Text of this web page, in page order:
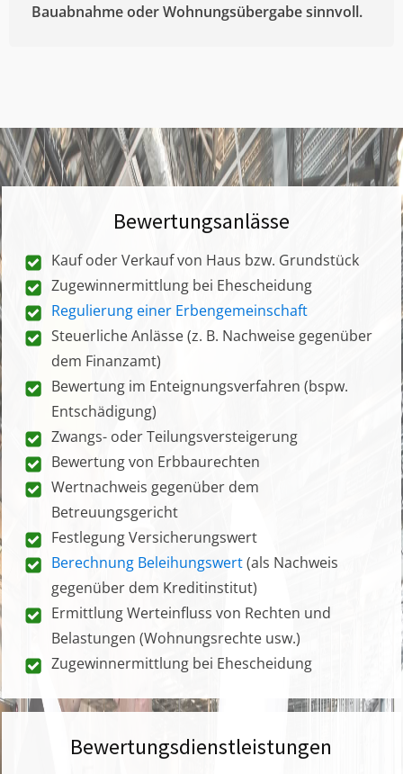
Bauabnahme oder Wohnungsübergabe sinnvoll.
Bewertungsanlässe
Kauf oder Verkauf von Haus bzw. Grundstück
Zugewinnermittlung bei Ehescheidung
Regulierung einer Erbengemeinschaft
Steuerliche Anlässe (z. B. Nachweise gegenüber
dem Finanzamt)
Bewertung im Enteignungsverfahren (bspw.
Entschädigung)
Zwangs- oder Teilungsversteigerung
Bewertung von Erbbaurechten
Wertnachweis gegenüber dem
Betreuungsgericht
Festlegung Versicherungswert
Berechnung Beleihungswert(als Nachweis
gegenüber dem Kreditinstitut)
Ermittlung Werteinfluss von Rechten und
Belastungen (Wohnungsrechte usw.)
Zugewinnermittlung bei Ehescheidung
Bewertungsdienstleistungen